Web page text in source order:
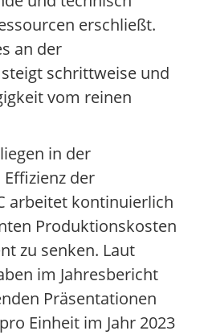
erschließt.
an der
schrittweise und
vom reinen
in der
der
arbeitet kontinuierlich
Produktionskosten
zu senken. Laut
im Jahresbericht
Präsentationen
Einheit im Jahr 2023